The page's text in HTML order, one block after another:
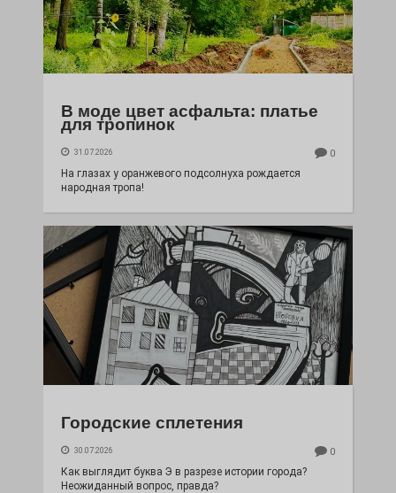
В моде цвет асфальта: платье
для тропинок
31.07.2026 0
На глазах у оранжевого подсолнуха рождается
народная тропа!
Городские сплетения
30.07.2026 0
Как выглядит буква Э в разрезе истории города?
Неожиданный вопрос, правда?